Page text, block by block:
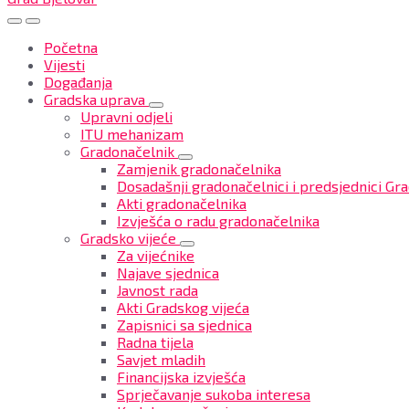
Početna
Vijesti
Događanja
Gradska uprava
Upravni odjeli
ITU mehanizam
Gradonačelnik
Zamjenik gradonačelnika
Dosadašnji gradonačelnici i predsjednici
Akti gradonačelnika
Izvješća o radu gradonačelnika
Gradsko vijeće
Za vijećnike
Najave sjednica
Javnost rada
Akti Gradskog vijeća
Zapisnici sa sjednica
Radna tijela
Savjet mladih
Financijska izvješća
Sprječavanje sukoba interesa